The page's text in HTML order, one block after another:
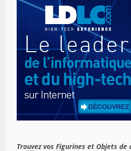
Trouvez vos Figurines et Objets de